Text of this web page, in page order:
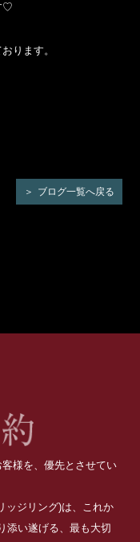
♡
ります。
ブログ一覧へ戻る
様を、優先とさせてい
ッジリング)は、これか
添い遂げる、最も大切